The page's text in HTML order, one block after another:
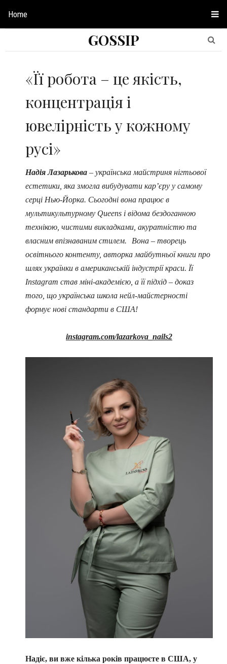
Home
GOSSIP
«Її робота – це якість,
концентрація і
ювелірність у кожному
русі»
Надія Лазарькова – українська майстриня нігтьової
естетики, яка змогла вибудувати кар’єру у самому
серці Нью-Йорка. Сьогодні вона працює в
мультикультурному Queens і відома бездоганною
технікою, чистими викладками, акуратністю та
власним впізнаваним стилем.
Вона – творець
освітнього контенту, авторка майбутньої книги про
шлях українки в американській індустрії краси. Її
Instagram став міні-академією, а її підхід – доказ
того, що українська школа нейл-майстерності
формує нові стандарти в США!
instagram.com/lazarkova_nails2
Надіє, ви вже кілька років працюєте в США, у